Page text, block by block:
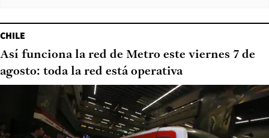
CHILE
Así funciona la red de Metro este viernes 7 de
agosto: toda la red está operativa